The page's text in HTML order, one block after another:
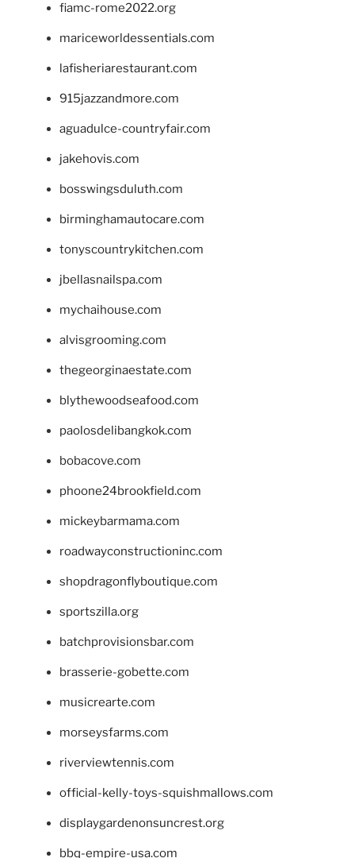
fiamc-rome2022.org
mariceworldessentials.com
lafisheriarestaurant.com
915jazzandmore.com
aguadulce-countryfair.com
jakehovis.com
bosswingsduluth.com
birminghamautocare.com
tonyscountrykitchen.com
jbellasnailspa.com
mychaihouse.com
alvisgrooming.com
thegeorginaestate.com
blythewoodseafood.com
paolosdelibangkok.com
bobacove.com
phoone24brookfield.com
mickeybarmama.com
roadwayconstructioninc.com
shopdragonflyboutique.com
sportszilla.org
batchprovisionsbar.com
brasserie-gobette.com
musicrearte.com
morseysfarms.com
riverviewtennis.com
official-kelly-toys-squishmallows.com
displaygardenonsuncrest.org
bbq-empire-usa.com